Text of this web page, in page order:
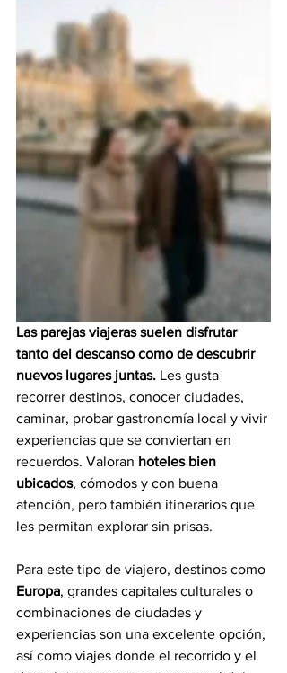
Las parejas viajeras suelen disfrutar
tanto del descanso como de descubrir
nuevos lugares juntas. Les gusta
recorrer destinos, conocer ciudades,
caminar, probar gastronomía local y vivir
experiencias que se conviertan en
recuerdos. Valoran hoteles bien
ubicados, cómodos y con buena
atención, pero también itinerarios que
les permitan explorar sin prisas.
Para este tipo de viajero, destinos como
Europa, grandes capitales culturales o
combinaciones de ciudades y
experiencias son una excelente opción,
así como viajes donde el recorrido y el